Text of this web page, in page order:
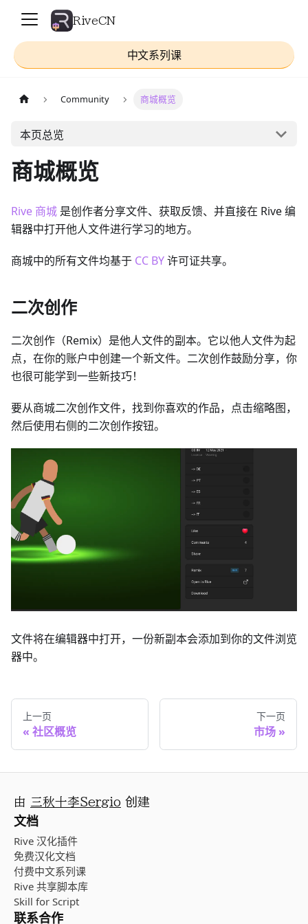
RiveCN
中文系列课
Community 商城概览
本页总览
商城概览
Rive 商城 是创作者分享文件、获取反馈、并直接在 Rive 编
辑器中打开他人文件进行学习的地方。
商城中的所有文件均基于 CC BY许可证共享。
二次创作
二次创作（Remix）是他人文件的副本。它以他人文件为起
点，在你的账户中创建一个新文件。二次创作鼓励分享，你
也很可能学到一些新技巧！
要从商城二次创作文件，找到你喜欢的作品，点击缩略图，
然后使用右侧的二次创作按钮。
文件将在编辑器中打开，一份新副本会添加到你的文件浏览
器中。
上一页
社区概览
下一页
市场
由 三秋十李Sergio 创建
文档
Rive 汉化插件
免费汉化文档
付费中文系列课
Rive 共享脚本库
Skill for Script
联系合作